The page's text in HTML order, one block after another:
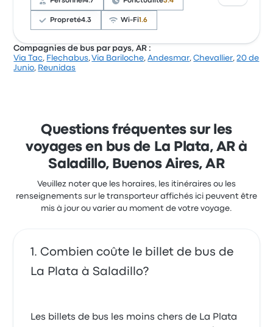
billets Platabus pour ce voyage commencer à 28 $
Propreté4.3 Wi-Fi1.6
Sur un total de 349 avis, la compagnie a reçu la note
commencer à 29 $
Compagnies de bus par pays, AR :
Via Tac, Flechabus,Via Bariloche,Andesmar,Chevallier,20 de
Junio, Reunidas
Questions fréquentes sur les
voyages en bus de La Plata, AR à
Saladillo, Buenos Aires, AR
Veuillez noter que les horaires, les itinéraires ou les
renseignements sur le transporteur affichés ici peuvent être
mis à jour ou varier au moment de votre voyage.
Combien coûte le billet de bus de
La Plata à Saladillo?
Les billets de bus les moins chers de La Plata